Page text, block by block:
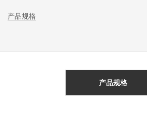
产品规格
产品规格